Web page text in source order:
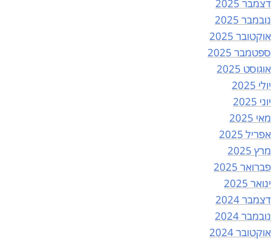
דצמבר 2025
נובמבר 2025
אוקטובר 2025
ספטמבר 2025
אוגוסט 2025
יולי 2025
יוני 2025
מאי 2025
אפריל 2025
מרץ 2025
פברואר 2025
ינואר 2025
דצמבר 2024
נובמבר 2024
אוקטובר 2024